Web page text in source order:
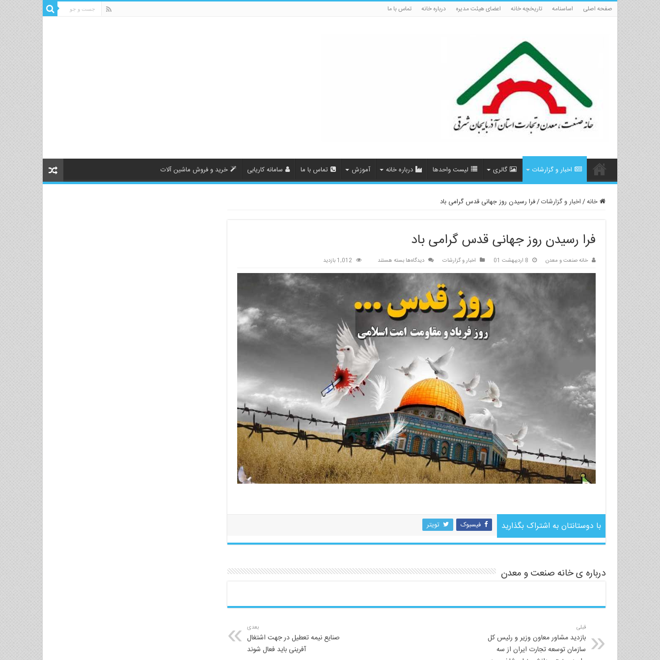
صفحه اصلی اساسنامه تاریخچه خانه اعضای هیئت مدیره درباره خانه تماس با ما
اخبار و گزارشات گالری لیست واحدها درباره خانه آموزش تماس با ما سامانه کاریابی خرید و فروش ماشین آلات
خانه/اخبار و گزارشات/فرا رسیدن روز جهانی قدس گرامی باد
فرا رسیدن روز جهانی قدس گرامی باد
خانه صنعت و معدن 8 اردیبهشت 01 اخبار و گزارشات دیدگاه‌ها برای
رسیدن
جهانی
قدس
گرامی
باد
بسته هستند 1,012 بازدید
با دوستانتان به اشتراک بگذارید فیسبوک تویتر
درباره ی خانه صنعت و معدن
قبلی
بازدید مشاور معاون وزیر و رئیس کل
سازمان توسعه تجارت ایران از سه
بعدی
صنایع نیمه تعطیل در جهت اشتغال
آفرینی باید فعال شوند